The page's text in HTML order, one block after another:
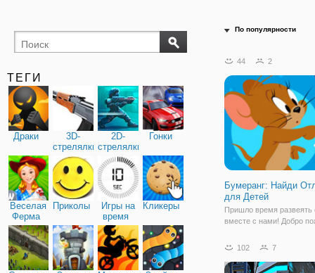
ТЕГИ
Драки
3D-
стрелялки
2D-
стрелялки
Гонки
Веселая
Ферма
Приколы
Игры на
время
Кликеры
По популярности
44 2
Бумеранг: Найди
для Детей
Пришло время развеять
вместе с нами! Добро
для Детей"! Вместе с
повеселится и сделать
102 7